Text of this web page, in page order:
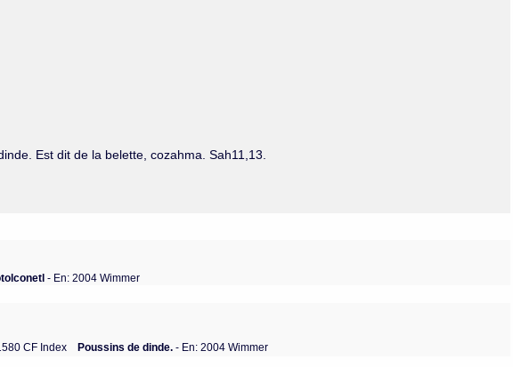
Est dit de la belette, cozahma. Sah11,13.
- En: 2004 Wimmer
CF Index Poussins de dinde. - En: 2004 Wimmer